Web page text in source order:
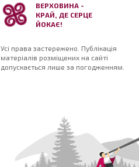
ВЕРХОВИНА -
КРАЙ, ДЕ СЕРЦЕ
ЙОКАЄ!
Усі права застережено. Публікація
матеріалів розміщених на сайті
допускається лише за погодженням.